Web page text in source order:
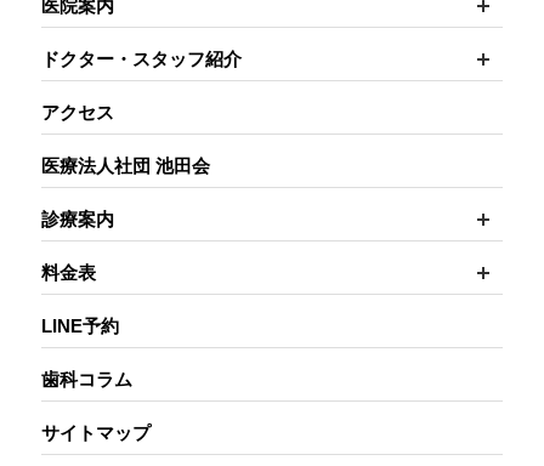
医院案内
ドクター・スタッフ紹介
アクセス
医療法人社団 池田会
診療案内
料金表
LINE予約
歯科コラム
サイトマップ